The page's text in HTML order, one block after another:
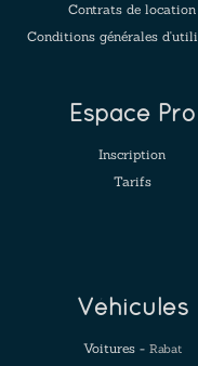
Contrats de location
Conditions générales
Espace Pro
Inscription
Tarifs
Véhicules
Voitures - Rabat